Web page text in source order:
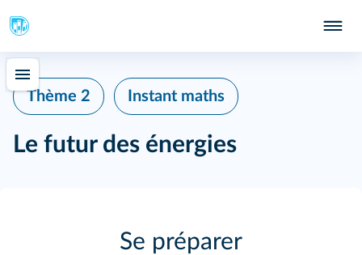
Thème 2 Instant maths
Le futur des énergies
Se préparer